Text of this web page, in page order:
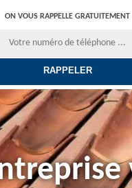
ON VOUS RAPPELLE GRATUITEMENT